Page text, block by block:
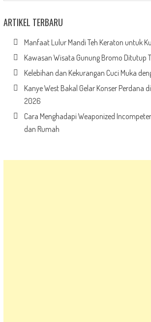
ARTIKEL TERBARU
Manfaat Lulur Mandi Teh Keraton untuk
Kawasan Wisata Gunung Bromo Ditutup
Kelebihan dan Kekurangan Cuci Muka
Kanye West Bakal Gelar Konser Perdana
2026
Cara Menghadapi Weaponized
dan Rumah